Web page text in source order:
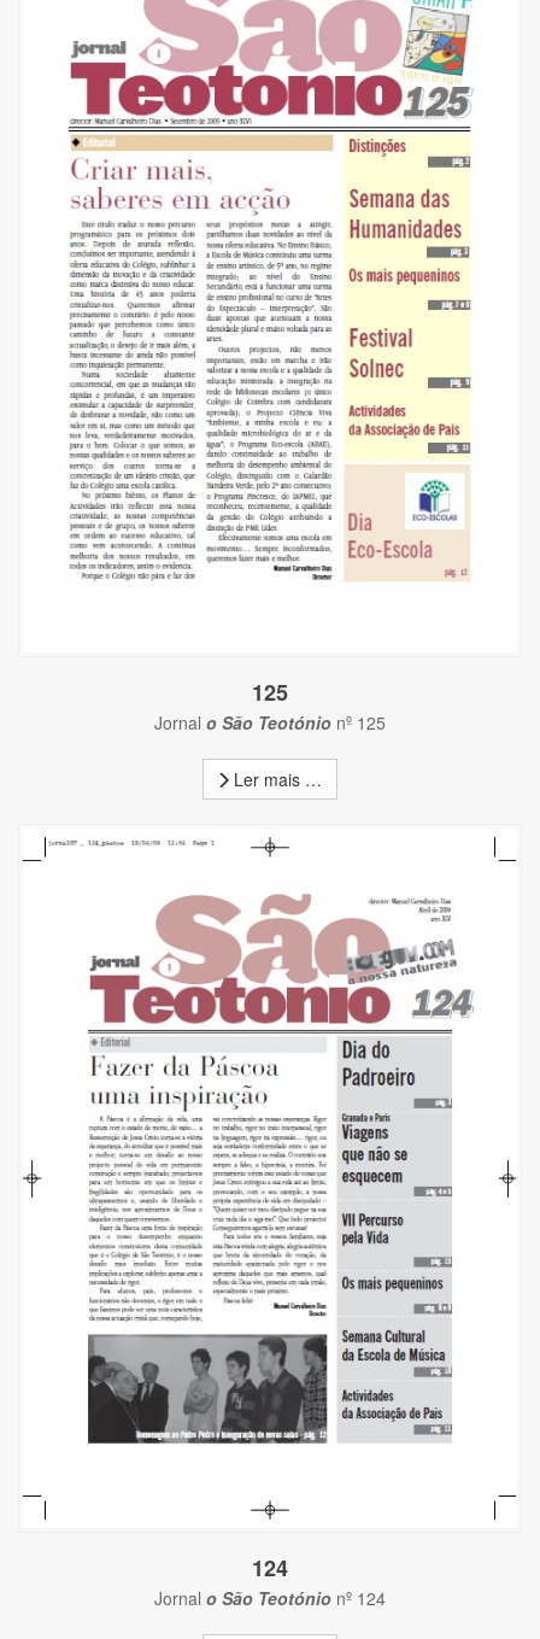
125
Jornal o São Teotónio nº 125
Ler mais …
124
Jornal o São Teotónio nº 124